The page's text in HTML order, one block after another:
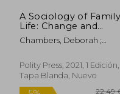
A Sociology of Family
Life: Change and
Diversity in Intimate
Relations (en Inglés)
Chambers, Deborah ;
Polity Press, 2021, 1 Edición,
Tapa Blanda, Nuevo